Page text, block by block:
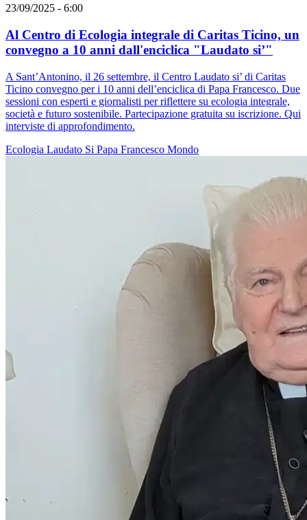
23/09/2025 - 6:00
Al Centro di Ecologia integrale di Caritas Ticino, un
convegno a 10 anni dall'enciclica "Laudato si’"
A Sant’Antonino, il 26 settembre, il Centro Laudato si’ di Caritas
Ticino convegno per i 10 anni dell’enciclica di Papa Francesco. Due
sessioni con esperti e giornalisti per riflettere su ecologia integrale,
società e futuro sostenibile. Partecipazione gratuita su iscrizione. Qui
interviste di approfondimento.
Ecologia Laudato Si Papa Francesco Mondo